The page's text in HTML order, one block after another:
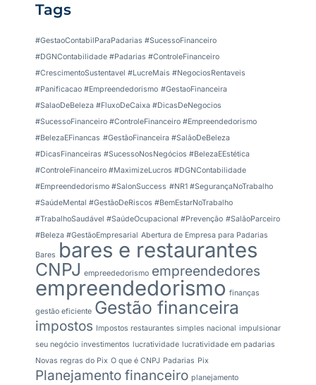
Tags
#GestaoContabilParaPadarias #SucessoFinanceiro
#DGNContabilidade #Padarias #ControleFinanceiro
#CrescimentoSustentavel #LucreMais #NegociosRentaveis
#Panificacao #Empreendedorismo #GestaoFinanceira
#SalaoDeBeleza #FluxoDeCaixa #DicasDeNegocios
#SucessoFinanceiro #ControleFinanceiro #Empreendedorismo
#BelezaEFinancas #GestãoFinanceira #SalãoDeBeleza
#DicasFinanceiras #SucessoNosNegócios #BelezaEEstética
#ControleFinanceiro #MaximizeLucros #DGNContabilidade
#Empreendedorismo #SalonSuccess #NR1 #SegurançaNoTrabalho
#SaúdeMental #GestãoDeRiscos #BemEstarNoTrabalho
#TrabalhoSaudável #SaúdeOcupacional #Prevenção #SalãoParceiro
#Beleza #GestãoEmpresarial Abertura de Empresa para Padarias
Bares bares e restaurantes
CNPJ empreededorismo empreendedores
empreendedorismo finanças
gestão eficiente Gestão financeira
impostos Impostos restaurantes simples nacional impulsionar
seu negócio investimentos lucratividade lucratividade em padarias
Novas regras do Pix O que é CNPJ Padarias Pix
Planejamento financeiro planejamento